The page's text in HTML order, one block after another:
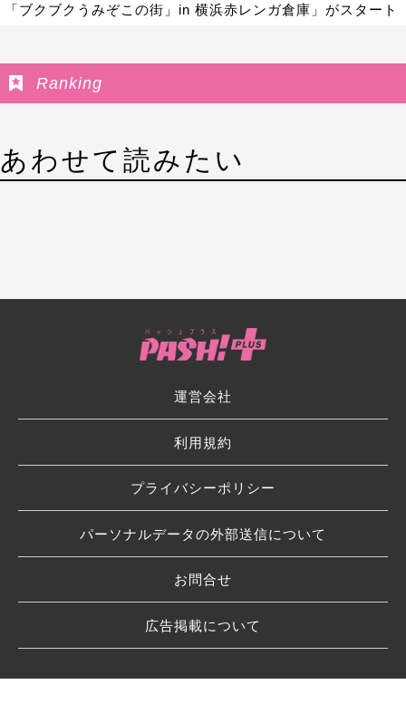
「ブクブクうみぞこの街」in 横浜赤レンガ倉庫」がスタート
Ranking
あわせて読みたい
運営会社
利用規約
プライバシーポリシー
パーソナルデータの外部送信について
お問合せ
広告掲載について